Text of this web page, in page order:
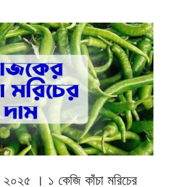
। ১ কেজি কাঁচা মরিচের